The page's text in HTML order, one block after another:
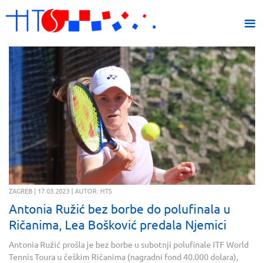
ZAGREB | 17.03.2023 | AUTOR: HTS
Antonia Ružić bez borbe do polufinala u
Ričanima, Lea Bošković predala Njemici
Antonia Ružić prošla je bez borbe u subotnji polufinale ITF World
Tennis Toura u češkim Ričanima (nagradni fond 40.000 dolara),